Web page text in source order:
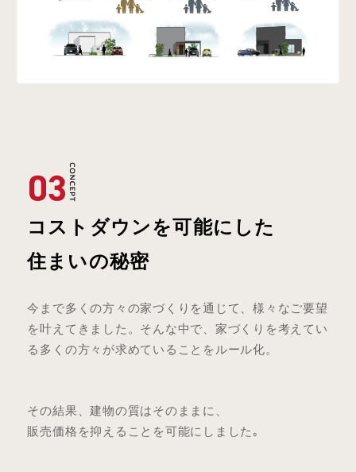
コストダウンを可能にした
住まいの秘密
今まで多くの方々の家づくりを通じて、様々なご要望
を叶えてきました。そんな中で、家づくりを考えてい
る多くの方々が求めていることをルール化。
その結果、建物の質はそのままに、
販売価格を抑えることを可能にしました｡